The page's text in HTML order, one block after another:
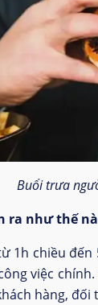
Buổi trưa
ra như thế
1h chiều
việc
hàng,